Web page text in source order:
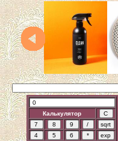
Калькулятор